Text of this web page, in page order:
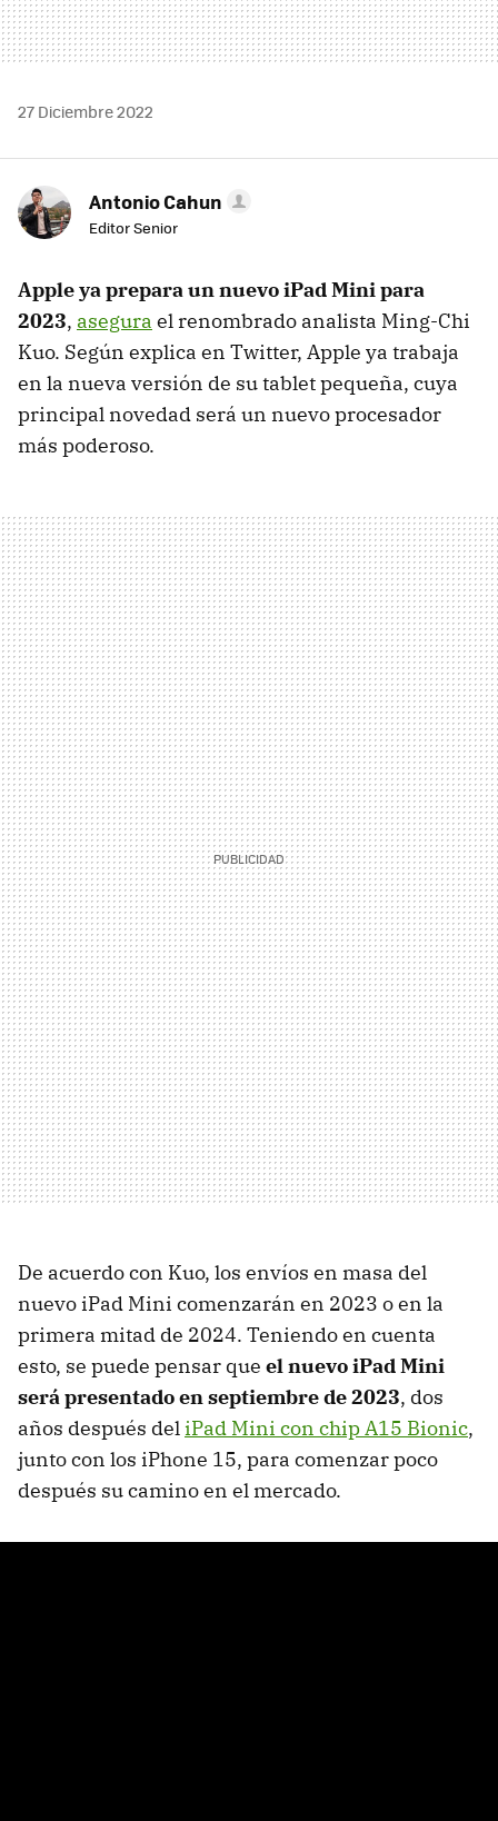
27 Diciembre 2022
Antonio Cahun
Editor Senior
Apple ya prepara un nuevo iPad Mini para
2023, asegura el renombrado analista Ming-Chi
Kuo. Según explica en Twitter, Apple ya trabaja
en la nueva versión de su tablet pequeña, cuya
principal novedad será un nuevo procesador
más poderoso.
De acuerdo con Kuo, los envíos en masa del
nuevo iPad Mini comenzarán en 2023 o en la
primera mitad de 2024. Teniendo en cuenta
esto, se puede pensar que el nuevo iPad Mini
será presentado en septiembre de 2023, dos
años después deliPad Mini con chip A15 Bionic,
junto con los iPhone 15, para comenzar poco
después su camino en el mercado.